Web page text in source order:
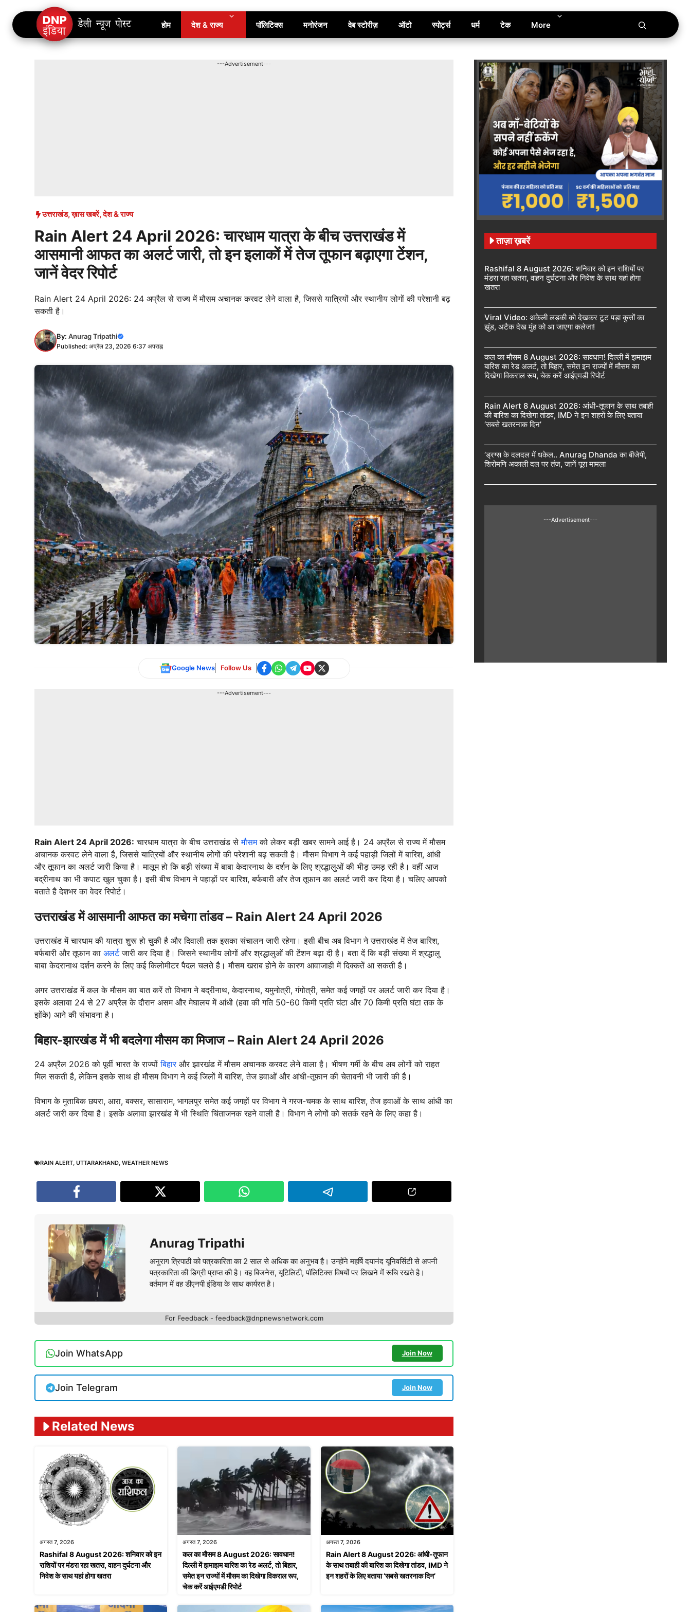
Skip
content
होम देश & राज्य पॉलिटिक्स मनोरंजन वेब स्टोरीज़ ऑटो स्पोर्ट्स धर्म टेक More
---Advertisement---
उत्तराखंड,ख़ास खबरें,देश & राज्य
Rain Alert 24 April 2026: चारधाम यात्रा के बीच उत्तराखंड में
आसमानी आफत का अलर्ट जारी, तो इन इलाकों में तेज तूफान बढ़ाएगा टेंशन,
जानें वेदर रिपोर्ट
Rain Alert 24 April 2026: 24 अप्रैल से राज्य में मौसम अचानक करवट लेने वाला है, जिससे यात्रियों और स्थानीय लोगों की परेशानी बढ़
सकती है।
By: Anurag Tripathi
Published: अप्रैल 23, 2026 6:37 अपराह्न
Google News Follow Us
---Advertisement---
Rain Alert 24 April 2026: चारधाम यात्रा के बीच उत्तराखंड सेमौसमको लेकर बड़ी खबर सामने आई है। 24 अप्रैल से राज्य में मौसम
अचानक करवट लेने वाला है, जिससे यात्रियों और स्थानीय लोगों की परेशानी बढ़ सकती है। मौसम विभाग ने कई पहाड़ी जिलों में बारिश, आंधी
और तूफान का अलर्ट जारी किया है। मालूम हो कि बड़ी संख्या में बाबा केदारनाथ के दर्शन के लिए श्रद्धालुओं की भीड़ उमड़ रही है। वहीं आज
बद्रीनाथ का भी कपाट खुल चुका है। इसी बीच विभाग ने पहाड़ों पर बारिश, बर्फबारी और तेज तूफान का अलर्ट जारी कर दिया है। चलिए आपको
बताते है देशभर का वेदर रिपोर्ट।
उत्तराखंड में आसमानी आफत का मचेगा तांडव – Rain Alert 24 April 2026
उत्तराखंड में चारधाम की यात्रा शुरू हो चुकी है और दिवाली तक इसका संचालन जारी रहेगा। इसी बीच अब विभाग ने उत्तराखंड में तेज बारिश,
बर्फबारी और तूफान का अलर्टजारी कर दिया है। जिसने स्थानीय लोगों और श्रद्धालुओं की टेंशन बढ़ा दी है। बता दें कि बड़ी संख्या में श्रद्धालु
बाबा केदरानाथ दर्शन करने के लिए कई किलोमीटर पैदल चलते है। मौसम खराब होने के कारण आवाजाही में दिक्कतें आ सकती है।
अगर उत्तराखंड में कल के मौसम का बात करें तो विभाग ने बद्रीनाथ, केदारनाथ, यमुनोत्री, गंगोत्री, समेत कई जगहों पर अलर्ट जारी कर दिया है।
इसके अलावा 24 से 27 अप्रैल के दौरान असम और मेघालय में आंधी (हवा की गति 50-60 किमी प्रति घंटा और 70 किमी प्रति घंटा तक के
झोंके) आने की संभावना है।
बिहार-झारखंड में भी बदलेगा मौसम का मिजाज – Rain Alert 24 April 2026
24 अप्रैल 2026 को पूर्वी भारत के राज्योंबिहारऔर झारखंड में मौसम अचानक करवट लेने वाला है। भीषण गर्मी के बीच अब लोगों को राहत
मिल सकती है, लेकिन इसके साथ ही मौसम विभाग ने कई जिलों में बारिश, तेज हवाओं और आंधी-तूफान की चेतावनी भी जारी की है।
विभाग के मुताबिक छपरा, आरा, बक्सर, सासाराम, भागलपुर समेत कई जगहों पर विभाग ने गरज-चमक के साथ बारिश, तेज हवाओं के साथ आंधी का
अलर्ट जारी कर दिया है। इसके अलावा झारखंड में भी स्थिति चिंताजनक रहने वाली है। विभाग ने लोगों को सतर्क रहने के लिए कहा है।
RAIN ALERT, UTTARAKHAND, WEATHER NEWS
Anurag Tripathi
अनुराग त्रिपाठी को पत्रकारिता का 2 साल से अधिक का अनुभव है। उन्होंने महर्षि दयानंद यूनिवर्सिटी से अपनी
पत्रकारिता की डिग्री प्राप्त की है। वह बिजनेस, यूटिलिटी, पॉलिटिक्स विषयों पर लिखने में रूचि रखते है।
वर्तमान में वह डीएनपी इंडिया के साथ कार्यरत है।
For Feedback - feedback@dnpnewsnetwork.com
Join WhatsApp Join Now
Join Telegram Join Now
Related News
अगस्त 7, 2026
Rashifal 8 August 2026: शनिवार को इन
राशियों पर मंडरा रहा खतरा, वाहन दुर्घटना और
निवेश के साथ यहां होगा खतरा
अगस्त 7, 2026
कल का मौसम 8 August 2026: सावधान!
दिल्ली में झमाझम बारिश का रेड अलर्ट, तो बिहार,
समेत इन राज्यों में मौसम का दिखेगा विकराल रूप,
चेक करें आईएमडी रिपोर्ट
अगस्त 7, 2026
Rain Alert 8 August 2026: आंधी-तूफान
के साथ तबाही की बारिश का दिखेगा तांडव, IMD ने
इन शहरों के लिए बताया ‘सबसे खतरनाक दिन’
ताज़ा ख़बरें
Rashifal 8 August 2026: शनिवार को इन राशियों पर
मंडरा रहा खतरा, वाहन दुर्घटना और निवेश के साथ यहां होगा
खतरा
Viral Video: अकेली लड़की को देखकर टूट पड़ा कुत्तों का
झुंड, अटैक देख मुंह को आ जाएगा कलेजा!
कल का मौसम 8 August 2026: सावधान! दिल्ली में झमाझम
बारिश का रेड अलर्ट, तो बिहार, समेत इन राज्यों में मौसम का
दिखेगा विकराल रूप, चेक करें आईएमडी रिपोर्ट
Rain Alert 8 August 2026: आंधी-तूफान के साथ तबाही
की बारिश का दिखेगा तांडव, IMD ने इन शहरों के लिए बताया
‘सबसे खतरनाक दिन’
‘ड्रग्स के दलदल में धकेल.. Anurag Dhanda का बीजेपी,
शिरोमणि अकाली दल पर तंज, जानें पूरा मामला
---Advertisement---